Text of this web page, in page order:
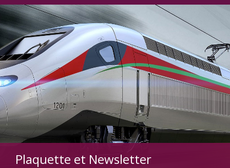
Plaquette et Newsletter